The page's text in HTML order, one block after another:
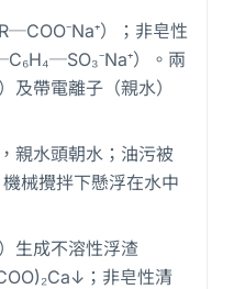
）；非皂性
）。兩
及帶電離子（親水）
親水頭朝水；油污被
械攪拌下懸浮在水中
生成不溶性浮渣
；非皂性清